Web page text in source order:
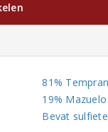
81%
19% Mazuelo
Bevat